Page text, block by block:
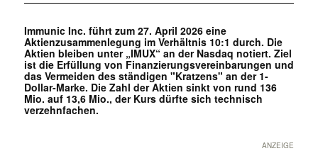
Immunic Inc. führt zum 27. April 2026 eine
Aktienzusammenlegung im Verhältnis 10:1 durch. Die
Aktien bleiben unter „IMUX“ an der Nasdaq notiert. Ziel
ist die Erfüllung von Finanzierungsvereinbarungen und
das Vermeiden des ständigen "Kratzens" an der 1-
Dollar-Marke. Die Zahl der Aktien sinkt von rund 136
Mio. auf 13,6 Mio., der Kurs dürfte sich technisch
verzehnfachen.
ANZEIGE